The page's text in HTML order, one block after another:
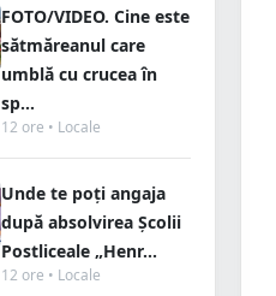
FOTO/VIDEO. Cine este
sătmăreanul care
umblă cu crucea în
sp...
12 ore • Locale
Unde te poți angaja
după absolvirea Școlii
Postliceale „Henr...
12 ore • Locale